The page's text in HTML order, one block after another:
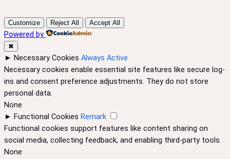
Customize Reject All Accept All
Powered by
✖
► Necessary Cookies Always Active
Necessary cookies enable essential site features like secure log-
ins and consent preference adjustments. They do not store
personal data.
None
► Functional Cookies Remark
Functional cookies support features like content sharing on
social media, collecting feedback, and enabling third-party tools.
None